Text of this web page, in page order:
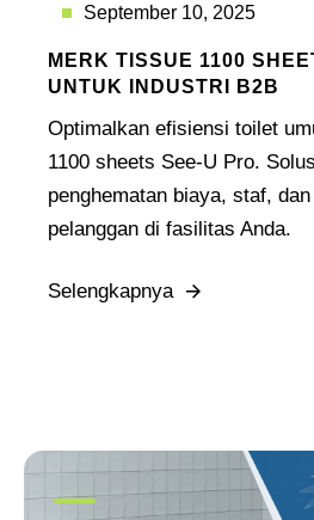
September 10, 2025
MERK TISSUE 1100
UNTUK INDUSTRI B2B
Optimalkan efisiensi toilet
1100 sheets See-U Pro.
penghematan biaya, staf,
pelanggan di fasilitas Anda.
Selengkapnya